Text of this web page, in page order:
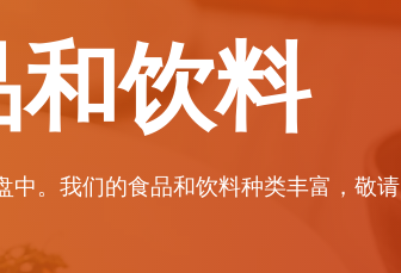
饮料
中。我们的食品和饮料种类丰富，敬